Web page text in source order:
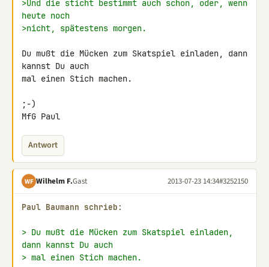
>Und die sticht bestimmt auch schon, oder, wenn
heute noch
>nicht, spätestens morgen.
Du mußt die Mücken zum Skatspiel einladen, dann
kannst Du auch
mal einen Stich machen.
;-)
MfG Paul
Antwort
WF Wilhelm F.Gast 2013-07-23 14:34#3252150
Paul Baumann schrieb:
> Du mußt die Mücken zum Skatspiel einladen,
dann kannst Du auch
> mal einen Stich machen.